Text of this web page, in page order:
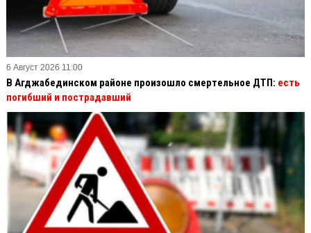
6 Август 2026 11:00
В Агджабединском районе произошло смертельное ДТП: есть
погибший и пострадавший